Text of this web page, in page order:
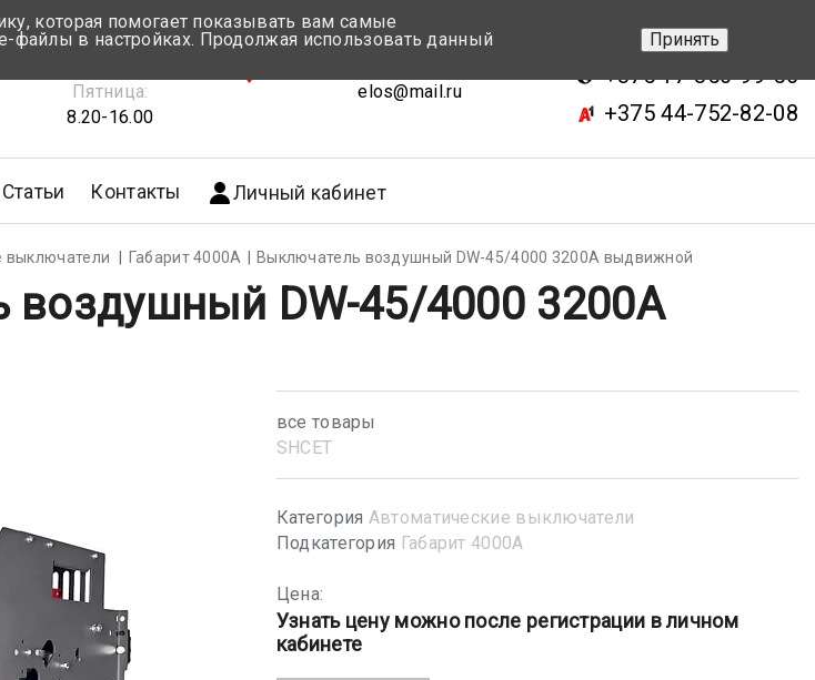
Понедельник-Четверг:
Пятница:
8.20-16.00
elos@mail.ru
+375 17-343-46-70
+375 17-350-99-56
+375 44-752-82-08
Статьи Контакты Личный кабинет
выключатели Габарит 4000А Выключатель воздушный DW-45/4000 3200А выдвижной
воздушный DW-45/4000 3200А
все товары
SHСET
Категория Автоматические выключатели
Подкатегория Габарит 4000А
Цена:
Узнать цену можно после регистрации в личном
кабинете
которая помогает показывать вам самые
в настройках. Продолжая использовать данный
Принять